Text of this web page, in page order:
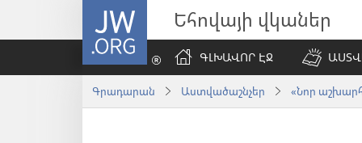
JW.ORG Եհովայի վկաներ
ԳԼԽԱՎՈՐ ԷՋ
Գրադարան Աստվածաշնչեր «Նոր